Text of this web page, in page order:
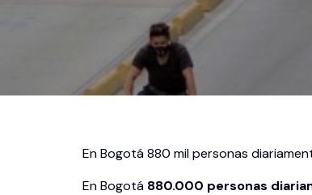
En Bogotá 880 mil personas
En Bogotá 880.000 personas